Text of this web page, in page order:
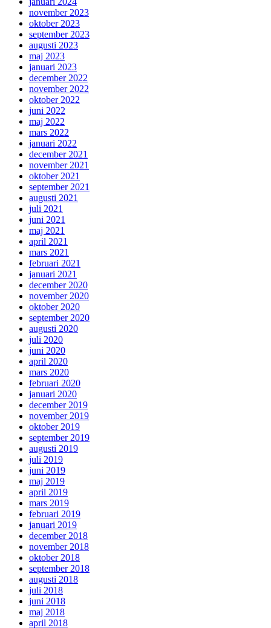
november 2023
oktober 2023
september 2023
augusti 2023
maj 2023
januari 2023
december 2022
november 2022
oktober 2022
juni 2022
maj 2022
mars 2022
januari 2022
december 2021
november 2021
oktober 2021
september 2021
augusti 2021
juli 2021
juni 2021
maj 2021
april 2021
mars 2021
februari 2021
januari 2021
december 2020
november 2020
oktober 2020
september 2020
augusti 2020
juli 2020
juni 2020
april 2020
mars 2020
februari 2020
januari 2020
december 2019
november 2019
oktober 2019
september 2019
augusti 2019
juli 2019
juni 2019
maj 2019
april 2019
mars 2019
februari 2019
januari 2019
december 2018
november 2018
oktober 2018
september 2018
augusti 2018
juli 2018
juni 2018
maj 2018
april 2018